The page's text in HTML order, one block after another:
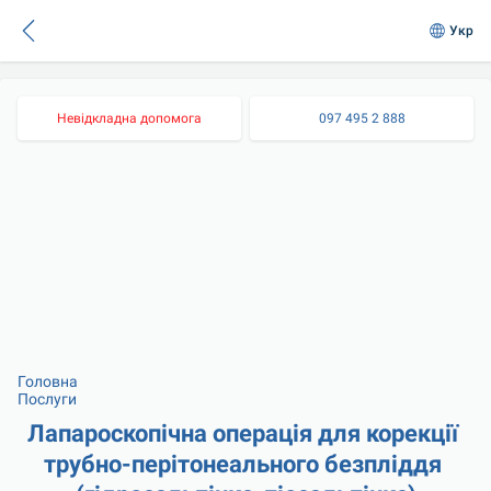
Укр
Невідкладна допомога 097 495 2 888
Головна
Послуги
Лапароскопічна операція для корекції
трубно-перітонеального безпліддя